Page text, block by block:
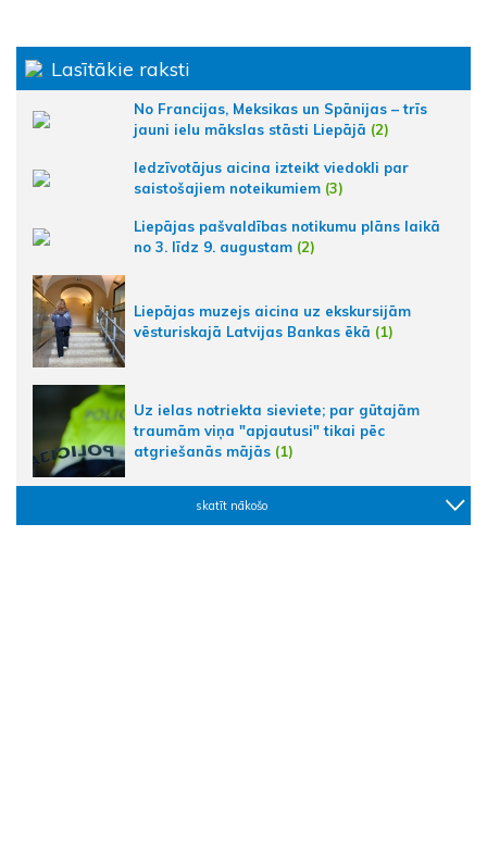
Lasītākie raksti
No Francijas, Meksikas un Spānijas – trīs
jauni ielu mākslas stāsti Liepājā (2)
Iedzīvotājus aicina izteikt viedokli par
saistošajiem noteikumiem (3)
Liepājas pašvaldības notikumu plāns laikā
no 3. līdz 9. augustam (2)
Liepājas muzejs aicina uz ekskursijām
vēsturiskajā Latvijas Bankas ēkā (1)
Uz ielas notriekta sieviete; par gūtajām
traumām viņa "apjautusi" tikai pēc
atgriešanās mājās (1)
skatīt nākošo